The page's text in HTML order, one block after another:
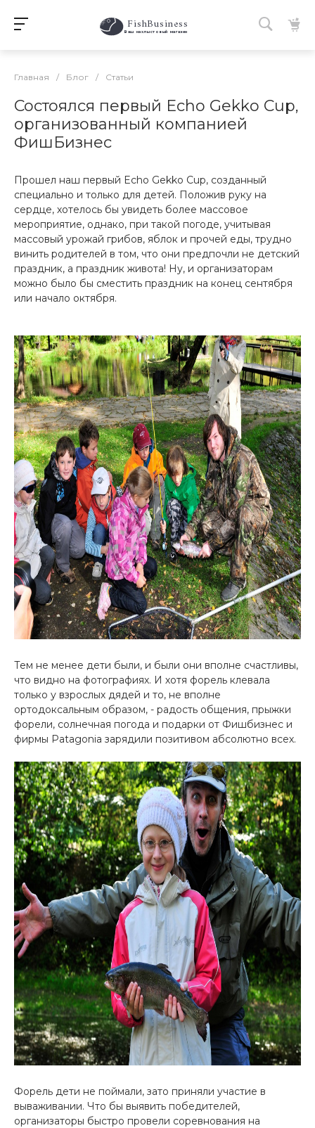
FishBusiness
Ваш нахлыстовый магазин
Главная / Блог / Статьи
Состоялся первый Echo Gekko Cup,
организованный компанией
ФишБизнес
Прошел наш первый Echo Gekko Cup, созданный
специально и только для детей. Положив руку на
сердце, хотелось бы увидеть более массовое
мероприятие, однако, при такой погоде, учитывая
массовый урожай грибов, яблок и прочей еды, трудно
винить родителей в том, что они предпочли не детский
праздник, а праздник живота! Ну, и организаторам
можно было бы сместить праздник на конец сентября
или начало октября.
Тем не менее дети были, и были они вполне счастливы,
что видно на фотографиях. И хотя форель клевала
только у взрослых дядей и то, не вполне
ортодоксальным образом, - радость общения, прыжки
форели, солнечная погода и подарки от Фишбизнес и
фирмы Patagonia зарядили позитивом абсолютно всех.
Форель дети не поймали, зато приняли участие в
вываживании. Что бы выявить победителей,
организаторы быстро провели соревнования на